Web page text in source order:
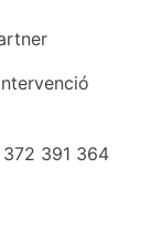
391 364